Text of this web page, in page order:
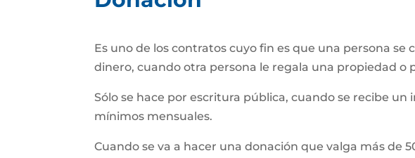
Es uno de los contratos cuyo fin es que una persona
dinero, cuando otra persona le regala una propiedad o
Sólo se hace por escritura pública, cuando se recibe
mínimos mensuales.
Cuando se va a hacer una donación que valga más de